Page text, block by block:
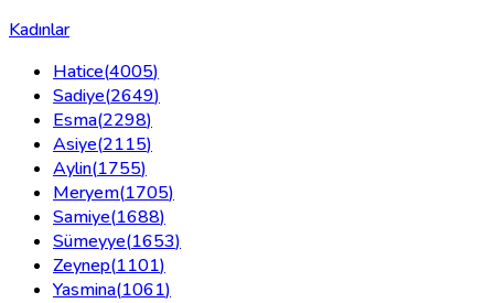
Kadınlar
Hatice(4005)
Sadiye(2649)
Esma(2298)
Asiye(2115)
Aylin(1755)
Meryem(1705)
Samiye(1688)
Sümeyye(1653)
Zeynep(1101)
Yasmina(1061)